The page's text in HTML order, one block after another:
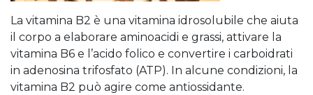
La vitamina B2 è una vitamina idrosolubile che aiuta
il corpo a elaborare aminoacidi e grassi, attivare la
vitamina B6 e l’acido folico e convertire i carboidrati
in adenosina trifosfato (ATP). In alcune condizioni, la
vitamina B2 può agire come antiossidante.